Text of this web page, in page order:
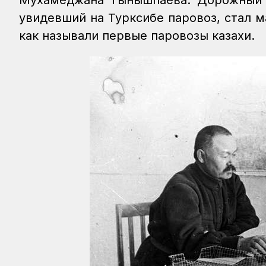
увидевший на Турксибе паровоз,
как называли первые паровозы казахи.